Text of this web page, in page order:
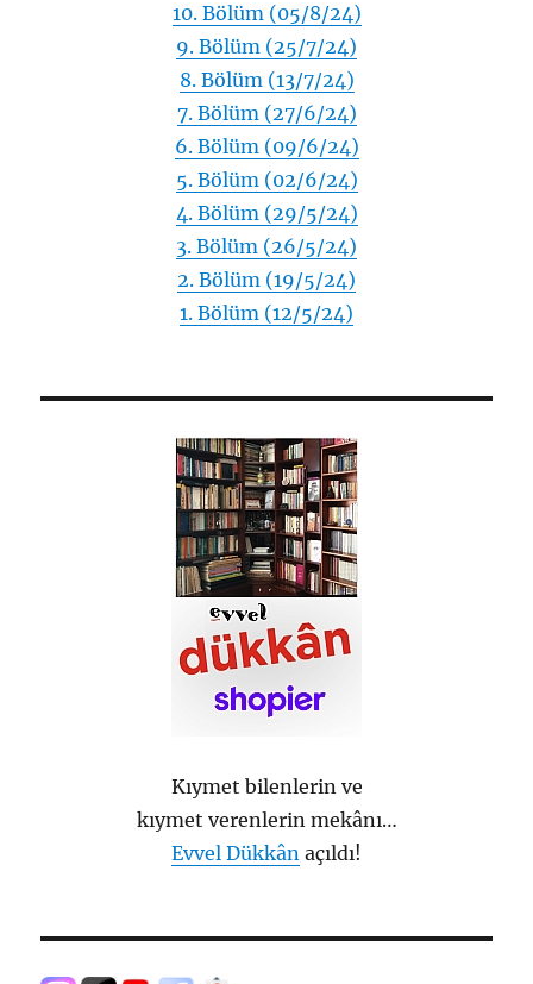
10. Bölüm (05/8/24)
9. Bölüm (25/7/24)
8. Bölüm (13/7/24)
7. Bölüm (27/6/24)
6. Bölüm (09/6/24)
5. Bölüm (02/6/24)
4. Bölüm (29/5/24)
3. Bölüm (26/5/24)
2. Bölüm (19/5/24)
1. Bölüm (12/5/24)
Kıymet bilenlerin ve
kıymet verenlerin mekânı…
Evvel Dükkân açıldı!